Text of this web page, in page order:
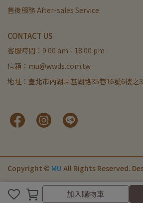
加入購物車
售後服務 After-sales Service
CONTACT US
客服時間：9:00 am - 18:00 pm
信箱：mu@wwds.com.tw
地址：臺北市內湖區基湖路35巷16號6樓之3
Copyright © MU All Rights Reserved.